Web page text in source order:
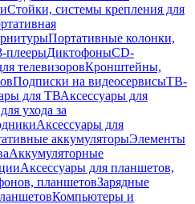
Стойки, системы крепления для
Портативные колонки,
плеерыДиктофоныCD-
телевизоровКронштейны,
Подписки на видеосервисыТВ-
для ТВАксессуары для
ухода за
Аксессуары для
аккумуляторыЭлементы
Аккумуляторные
Аксессуары для планшетов,
планшетовЗарядные
Компьютеры и